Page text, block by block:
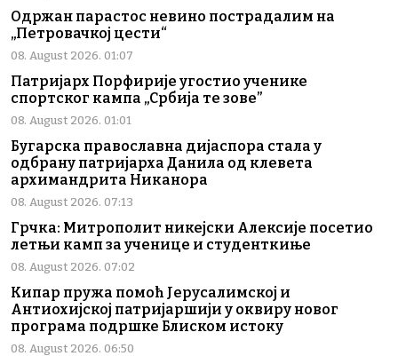
Одржан парастос невино пострадалим на
„Петровачкој цести“
08. August 2026. 01:07
Патријарх Порфирије угостио ученике
спортског кампа „Србија те зове”
08. August 2026. 01:01
Бугарска православна дијаспора стала у
одбрану патријарха Данила од клевета
архимандрита Никанора
08. August 2026. 07:13
Грчка: Митрополит никејски Алексије посетио
летњи камп за ученице и студенткиње
08. August 2026. 07:02
Кипар пружа помоћ Јерусалимској и
Антиохијској патријаршији у оквиру новог
програма подршке Блиском истоку
08. August 2026. 06:50